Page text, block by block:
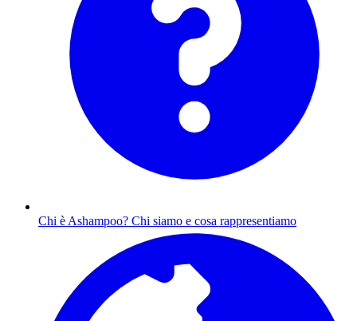
Chi è Ashampoo? Chi siamo e cosa rappresentiamo